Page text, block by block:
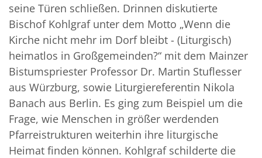
seine Türen schließen. Drinnen diskutierte
Bischof Kohlgraf unter dem Motto „Wenn die
Kirche nicht mehr im Dorf bleibt - (Liturgisch)
heimatlos in Großgemeinden?“ mit dem Mainzer
Bistumspriester Professor Dr. Martin Stuflesser
aus Würzburg, sowie Liturgiereferentin Nikola
Banach aus Berlin. Es ging zum Beispiel um die
Frage, wie Menschen in größer werdenden
Pfarreistrukturen weiterhin ihre liturgische
Heimat finden können. Kohlgraf schilderte die